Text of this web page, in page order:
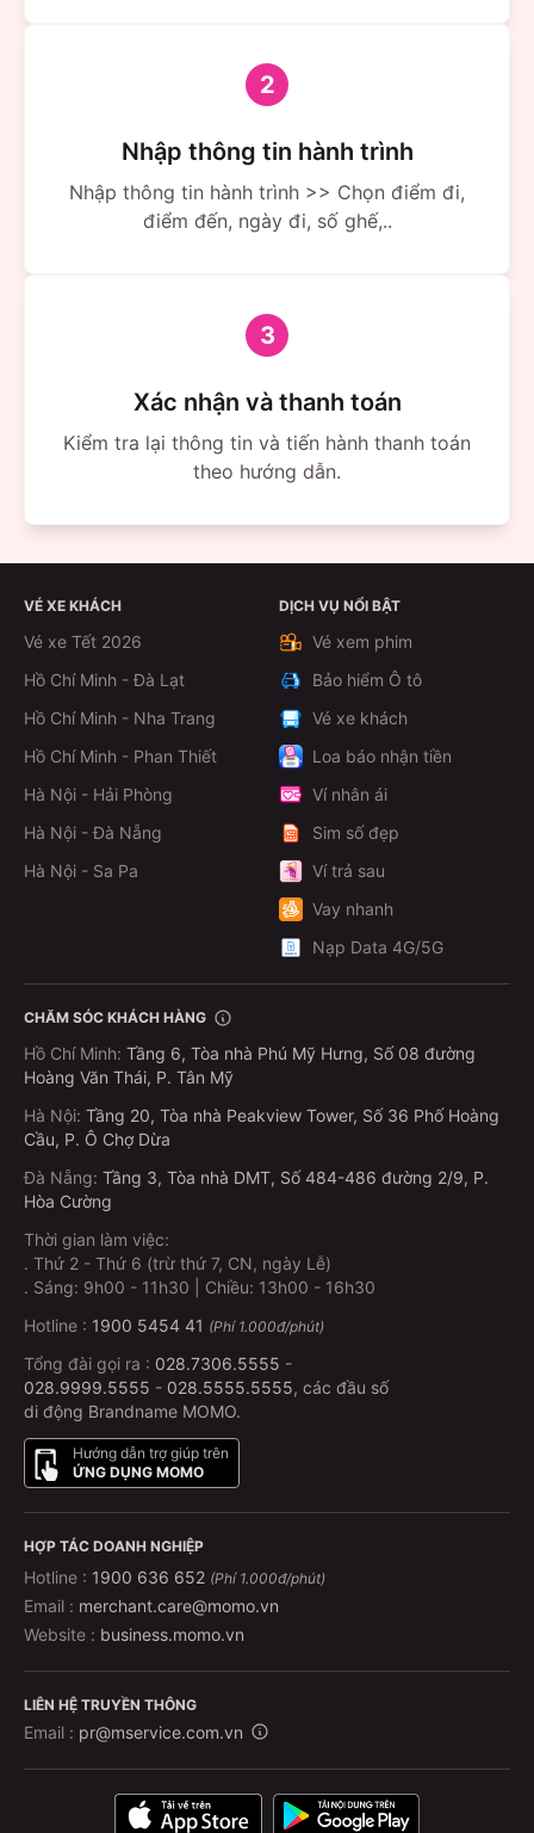
2
Nhập thông tin hành trình
Nhập thông tin hành trình >> Chọn điểm đi,
điểm đến, ngày đi, số ghế,..
3
Xác nhận và thanh toán
Kiểm tra lại thông tin và tiến hành thanh toán
theo hướng dẫn.
VÉ XE KHÁCH
Vé xe Tết 2026
Hồ Chí Minh - Đà Lạt
Hồ Chí Minh - Nha Trang
Hồ Chí Minh - Phan Thiết
Hà Nội - Hải Phòng
Hà Nội - Đà Nẵng
Hà Nội - Sa Pa
DỊCH VỤ NỔI BẬT
Vé xem phim
Bảo hiểm Ô tô
Vé xe khách
Loa báo nhận tiền
Ví nhân ái
Sim số đẹp
Ví trả sau
Vay nhanh
Nạp Data 4G/5G
CHĂM SÓC KHÁCH HÀNG
Hồ Chí Minh: Tầng 6, Tòa nhà Phú Mỹ Hưng, Số 08 đường
Hoàng Văn Thái, P. Tân Mỹ
Hà Nội: Tầng 20, Tòa nhà Peakview Tower, Số 36 Phố Hoàng
Cầu, P. Ô Chợ Dừa
Đà Nẵng: Tầng 3, Tòa nhà DMT, Số 484-486 đường 2/9, P.
Hòa Cường
Thời gian làm việc:
. Thứ 2 - Thứ 6 (trừ thứ 7, CN, ngày Lễ)
. Sáng: 9h00 - 11h30 | Chiều: 13h00 - 16h30
Hotline : 1900 5454 41 (Phí 1.000đ/phút)
Tổng đài gọi ra : 028.7306.5555 -
028.9999.5555 - 028.5555.5555, các đầu số
di động Brandname MOMO.
Hướng dẫn trợ giúp trên
ỨNG DỤNG MOMO
HỢP TÁC DOANH NGHIỆP
Hotline : 1900 636 652 (Phí 1.000đ/phút)
Email : merchant.care@momo.vn
Website : business.momo.vn
LIÊN HỆ TRUYỀN THÔNG
Email : pr@mservice.com.vn